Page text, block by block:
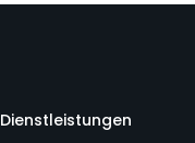
Dienstleistungen